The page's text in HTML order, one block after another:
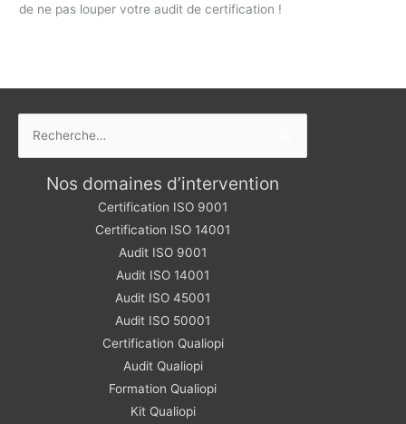
de ne pas louper votre audit de certification !
Nos domaines d’intervention
Certification ISO 9001
Certification ISO 14001
Audit ISO 9001
Audit ISO 14001
Audit ISO 45001
Audit ISO 50001
Certification Qualiopi
Audit Qualiopi
Formation Qualiopi
Kit Qualiopi